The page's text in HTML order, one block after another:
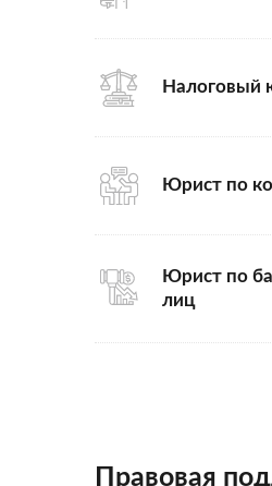
Налоговый
Юрист по
Юрист по
лиц
Правовая